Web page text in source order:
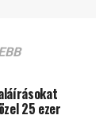
25 ezer